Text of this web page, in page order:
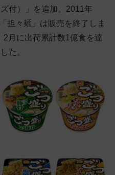
付）」を追加。2011年
担々麺」は販売を終了しま
2月に出荷累計数1億食を達
た。